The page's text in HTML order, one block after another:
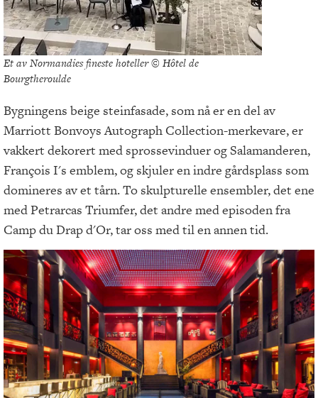
Et av Normandies fineste hoteller © Hôtel de
Bourgtheroulde
Bygningens beige steinfasade, som nå er en del av
Marriott Bonvoys Autograph Collection-merkevare, er
vakkert dekorert med sprossevinduer og Salamanderen,
François I's emblem, og skjuler en indre gårdsplass som
domineres av et tårn. To skulpturelle ensembler, det ene
med Petrarcas Triumfer, det andre med episoden fra
Camp du Drap d'Or, tar oss med til en annen tid.